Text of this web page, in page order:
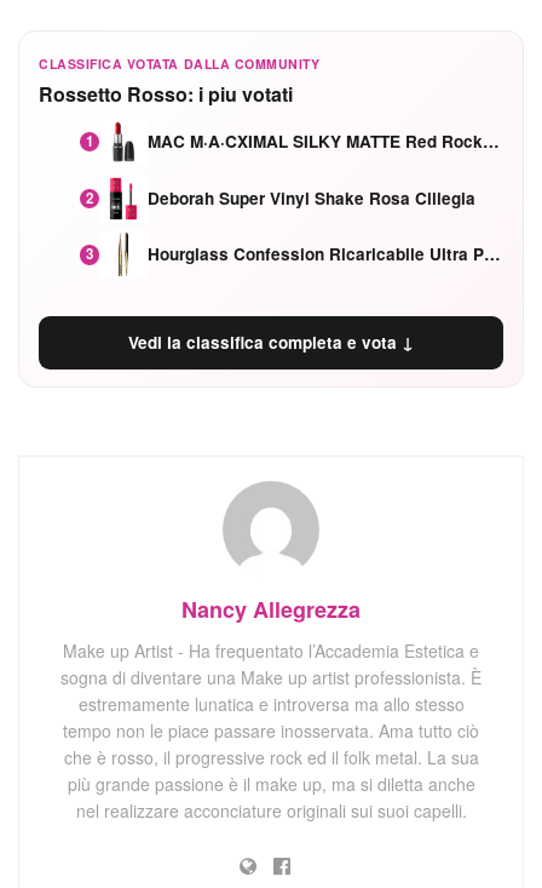
CLASSIFICA VOTATA DALLA COMMUNITY
Rossetto Rosso: i piu votati
1 MAC M·A·CXIMAL SILKY MATTE Red Rock mat
2 Deborah Super Vinyl Shake Rosa Ciliegia
3 Hourglass Confession Ricaricabile Ultra Preciso Ad Alta Intensità Secretly Classic Red
Vedi la classifica completa e vota ↓
Nancy Allegrezza
Make up Artist - Ha frequentato l’Accademia Estetica e
sogna di diventare una Make up artist professionista. È
estremamente lunatica e introversa ma allo stesso
tempo non le piace passare inosservata. Ama tutto ciò
che è rosso, il progressive rock ed il folk metal. La sua
più grande passione è il make up, ma si diletta anche
nel realizzare acconciature originali sui suoi capelli.